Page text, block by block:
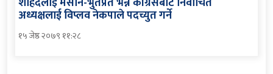
अध्यक्षलाई विप्लव नेकपाले पदच्युत गर्ने
१५ जेष्ठ २०७९ ११:२८